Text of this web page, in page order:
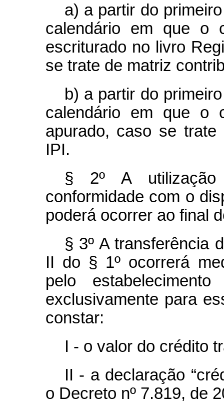
a) a partir do
calendário em que o
escriturado no livro
se trate de matriz
b) a partir do
calendário em que o
apurado, caso se
IPI.
§ 2º A
conformidade com o
poderá ocorrer ao final
§ 3º A transferência
II do § 1º ocorrerá
pelo
exclusivamente para
constar:
I - o valor do crédito
II - a declaração
o Decreto nº 7.819, de